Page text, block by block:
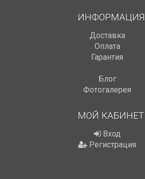
ИНФОРМАЦИЯ
Доставка
Оплата
Гарантия
Блог
Фотогалерея
МОЙ КАБИНЕТ
Вход
Регистрация